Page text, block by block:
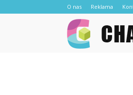
O nas Reklama